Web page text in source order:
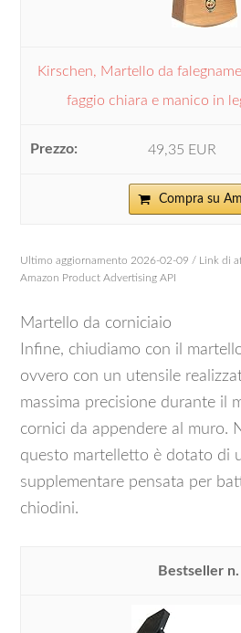
Kirschen, Martello da
faggio chiara e manico in
49,35 EUR
Compra su
Ultimo aggiornamento 2026-02-09 / Link di
Amazon Product Advertising API
Martello da corniciaio
Infine, chiudiamo con il
ovvero con un utensile
massima precisione durante il
cornici da appendere al muro.
questo martelletto è dotato di
supplementare pensata per
chiodini.